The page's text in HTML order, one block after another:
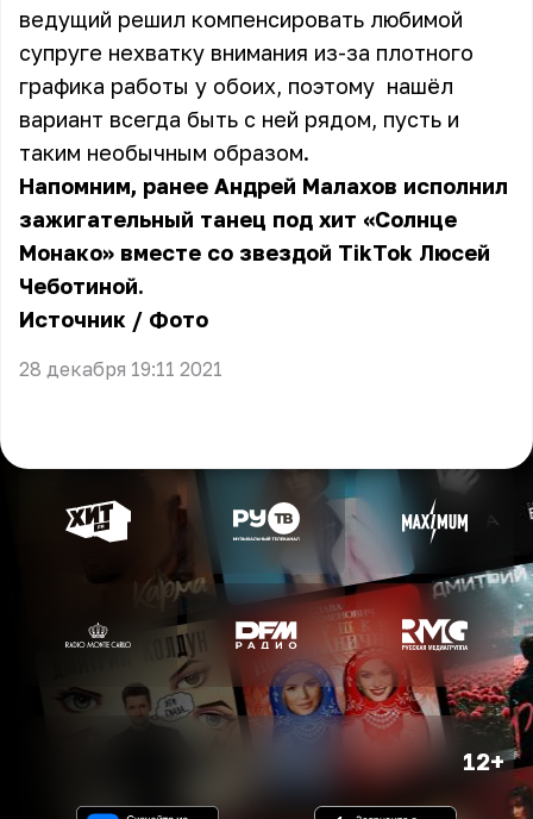
ведущий решил компенсировать любимой
супруге нехватку внимания из-за плотного
графика работы у обоих, поэтому нашёл
вариант всегда быть с ней рядом, пусть и
таким необычным образом.
Напомним, ранее Андрей Малахов исполнил
зажигательный танец под хит «Солнце
Монако» вместе со звездой TikTok Люсей
Чеботиной.
Источник / Фото
28 декабря 19:11 2021
12+